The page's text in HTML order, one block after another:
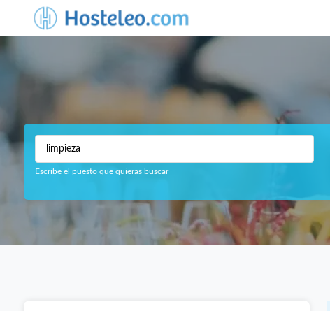
Escribe el puesto que quieras buscar